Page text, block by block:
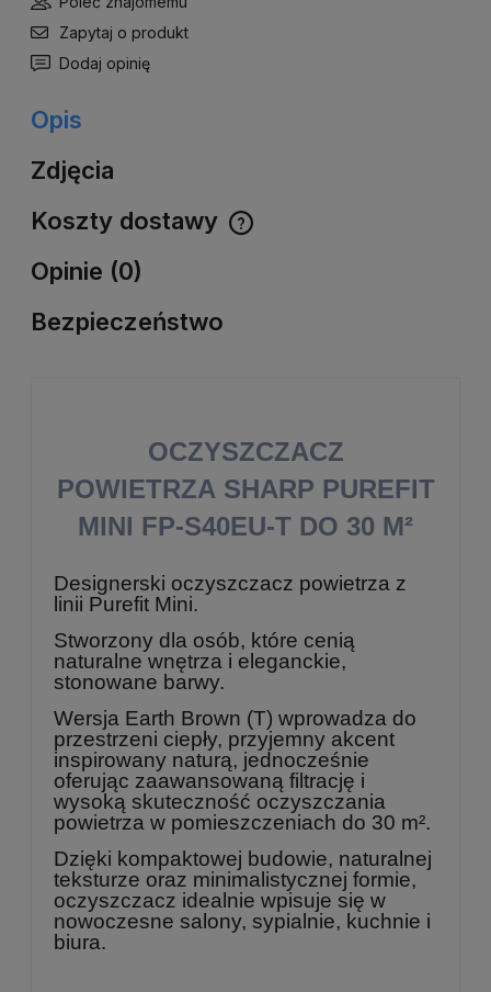
Zapytaj o produkt
Dodaj opinię
Opis
Zdjęcia
Koszty dostawy
Cena nie zawiera ewentualnych kosztów płatności
Opinie (0)
Bezpieczeństwo
OCZYSZCZACZ
POWIETRZA SHARP PUREFIT
MINI FP-S40EU-T DO 30 M²
Designerski oczyszczacz powietrza z
linii Purefit Mini.
Stworzony dla osób, które cenią
naturalne wnętrza i eleganckie,
stonowane barwy.
Wersja Earth Brown (T) wprowadza do
przestrzeni ciepły, przyjemny akcent
inspirowany naturą, jednocześnie
oferując zaawansowaną filtrację i
wysoką skuteczność oczyszczania
powietrza w pomieszczeniach do 30 m².
Dzięki kompaktowej budowie, naturalnej
teksturze oraz minimalistycznej formie,
oczyszczacz idealnie wpisuje się w
nowoczesne salony, sypialnie, kuchnie i
biura.